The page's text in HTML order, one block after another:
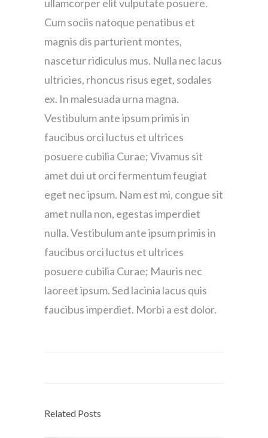
ullamcorper elit vulputate posuere.
Cum sociis natoque penatibus et
magnis dis parturient montes,
nascetur ridiculus mus. Nulla nec lacus
ultricies, rhoncus risus eget, sodales
ex. In malesuada urna magna.
Vestibulum ante ipsum primis in
faucibus orci luctus et ultrices
posuere cubilia Curae; Vivamus sit
amet dui ut orci fermentum feugiat
eget nec ipsum. Nam est mi, congue sit
amet nulla non, egestas imperdiet
nulla. Vestibulum ante ipsum primis in
faucibus orci luctus et ultrices
posuere cubilia Curae; Mauris nec
laoreet ipsum. Sed lacinia lacus quis
faucibus imperdiet. Morbi a est dolor.
Related Posts